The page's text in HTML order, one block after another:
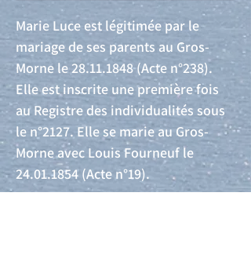
Marie Luce est légitimée par le
mariage de ses parents au Gros-
Morne le28.11.1848(Acte n°238).
Elle est inscrite une première fois
au Registre des individualités sous
le n°2127. Elle se marie au Gros-
Morne avec Louis Fourneuf le
24.01.1854 (Acte n°19).